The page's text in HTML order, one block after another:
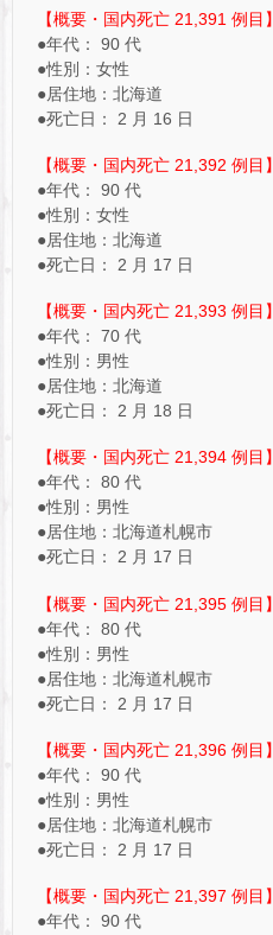
【概要・国内死亡 21,391 例目】
●年代： 90 代
●性別：女性
●居住地：北海道
●死亡日： 2 月 16 日
【概要・国内死亡 21,392 例目】
●年代： 90 代
●性別：女性
●居住地：北海道
●死亡日： 2 月 17 日
【概要・国内死亡 21,393 例目】
●年代： 70 代
●性別：男性
●居住地：北海道
●死亡日： 2 月 18 日
【概要・国内死亡 21,394 例目】
●年代： 80 代
●性別：男性
●居住地：北海道札幌市
●死亡日： 2 月 17 日
【概要・国内死亡 21,395 例目】
●年代： 80 代
●性別：男性
●居住地：北海道札幌市
●死亡日： 2 月 17 日
【概要・国内死亡 21,396 例目】
●年代： 90 代
●性別：男性
●居住地：北海道札幌市
●死亡日： 2 月 17 日
【概要・国内死亡 21,397 例目】
●年代： 90 代